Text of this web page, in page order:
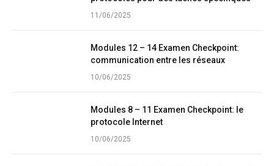
11/06/2025
Modules 12 – 14 Examen Checkpoint:
communication entre les réseaux
10/06/2025
Modules 8 – 11 Examen Checkpoint: le
protocole Internet
10/06/2025